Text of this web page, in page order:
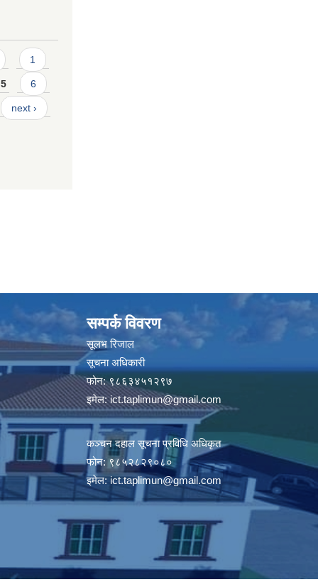
1
5 6
next ›
सम्पर्क विवरण
सूलभ रिजाल
सूचना अधिकारी
फोन: ९८६३४५१२९७
इमेल:ict.taplimun@gmail.com
कञ्‍चन दहाल सूचना प्रविधि अधिकृत
फोन: ९८५२८२९०८०
इमेल:ict.taplimun@gmail.com